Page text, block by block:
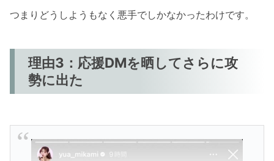
つまりどうしようもなく悪手でしかなかったわけです。
理由3：応援DMを晒してさらに攻
勢に出た